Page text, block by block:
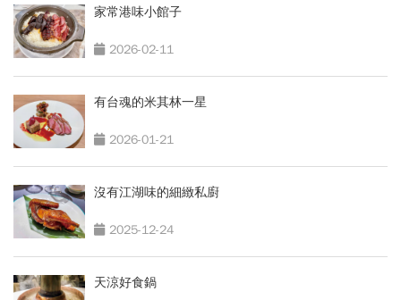
家常港味小館子
2026-02-11
有台魂的米其林一星
2026-01-21
沒有江湖味的細緻私廚
2025-12-24
天涼好食鍋